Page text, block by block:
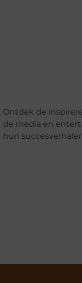
Ontdek de
de media en
hun